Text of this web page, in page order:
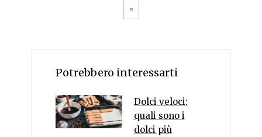
«
Potrebbero interessarti
Dolci veloci:
quali sono i
dolci più